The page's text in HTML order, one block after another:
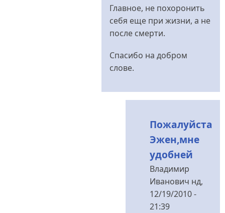
Владимир
Иванович
Главное, не похоронить
себя еще при жизни, а не
после смерти.
Спасибо на добром
слове.
Пожалуйста
Эжен,мне
удобней
Владимир
Иванович нд,
12/19/2010 -
21:39